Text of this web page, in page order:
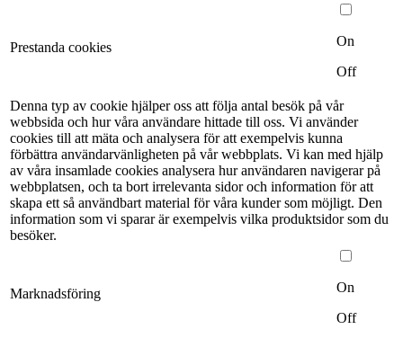
Prestanda cookies
On
Off
Denna typ av cookie hjälper oss att följa antal besök på vår
webbsida och hur våra användare hittade till oss. Vi använder
cookies till att mäta och analysera för att exempelvis kunna
förbättra användarvänligheten på vår webbplats. Vi kan med hjälp
av våra insamlade cookies analysera hur användaren navigerar på
webbplatsen, och ta bort irrelevanta sidor och information för att
skapa ett så användbart material för våra kunder som möjligt. Den
information som vi sparar är exempelvis vilka produktsidor som du
besöker.
Marknadsföring
On
Off